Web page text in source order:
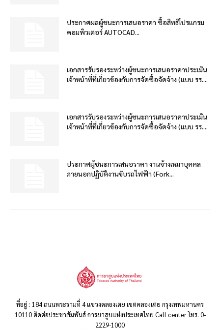
ประกาศผลผู้ชนะการเสนอราคา ซื้อสิทธิโปรแกรม
คอมพิวเตอร์ AUTOCAD...
เอกสารรับรองระหว่างผู้ชนะการเสนอราคาประเมิน
เจ้าหน้าที่ที่เกี่ยวข้องกับการจัดซื้อจัดจ้าง (แบบ รร....
เอกสารรับรองระหว่างผู้ชนะการเสนอราคาประเมิน
เจ้าหน้าที่ที่เกี่ยวข้องกับการจัดซื้อจัดจ้าง (แบบ รร....
ประกาศผู้ชนะการเสนอราคา งานจ้างเหมาบุคคล
ภายนอกปฏิบัติงานขับรถไฟฟ้า (Fork...
ที่อยู่ : 184 ถนนพระรามที่ 4 แขวงคลองเตย เขตคลองเตย กรุงเทพมหานคร
10110 ติดต่อประชาสัมพันธ์ การยาสูบแห่งประเทศไทย Call center โทร. 0-
2229-1000